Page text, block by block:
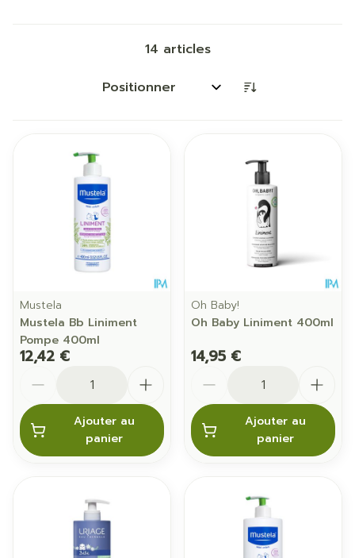
14 articles
Trier par:
Mustela
Mustela Bb Liniment
Pompe 400ml
12,42 €
Ajouter au
panier
Oh Baby!
Oh Baby Liniment 400ml
14,95 €
Ajouter au
panier